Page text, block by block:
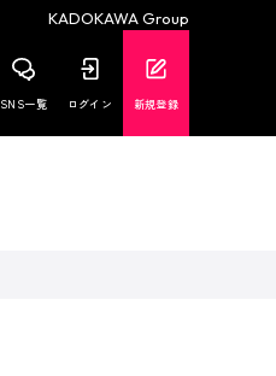
KADOKAWA Group
SNS一覧 ログイン 新規登録